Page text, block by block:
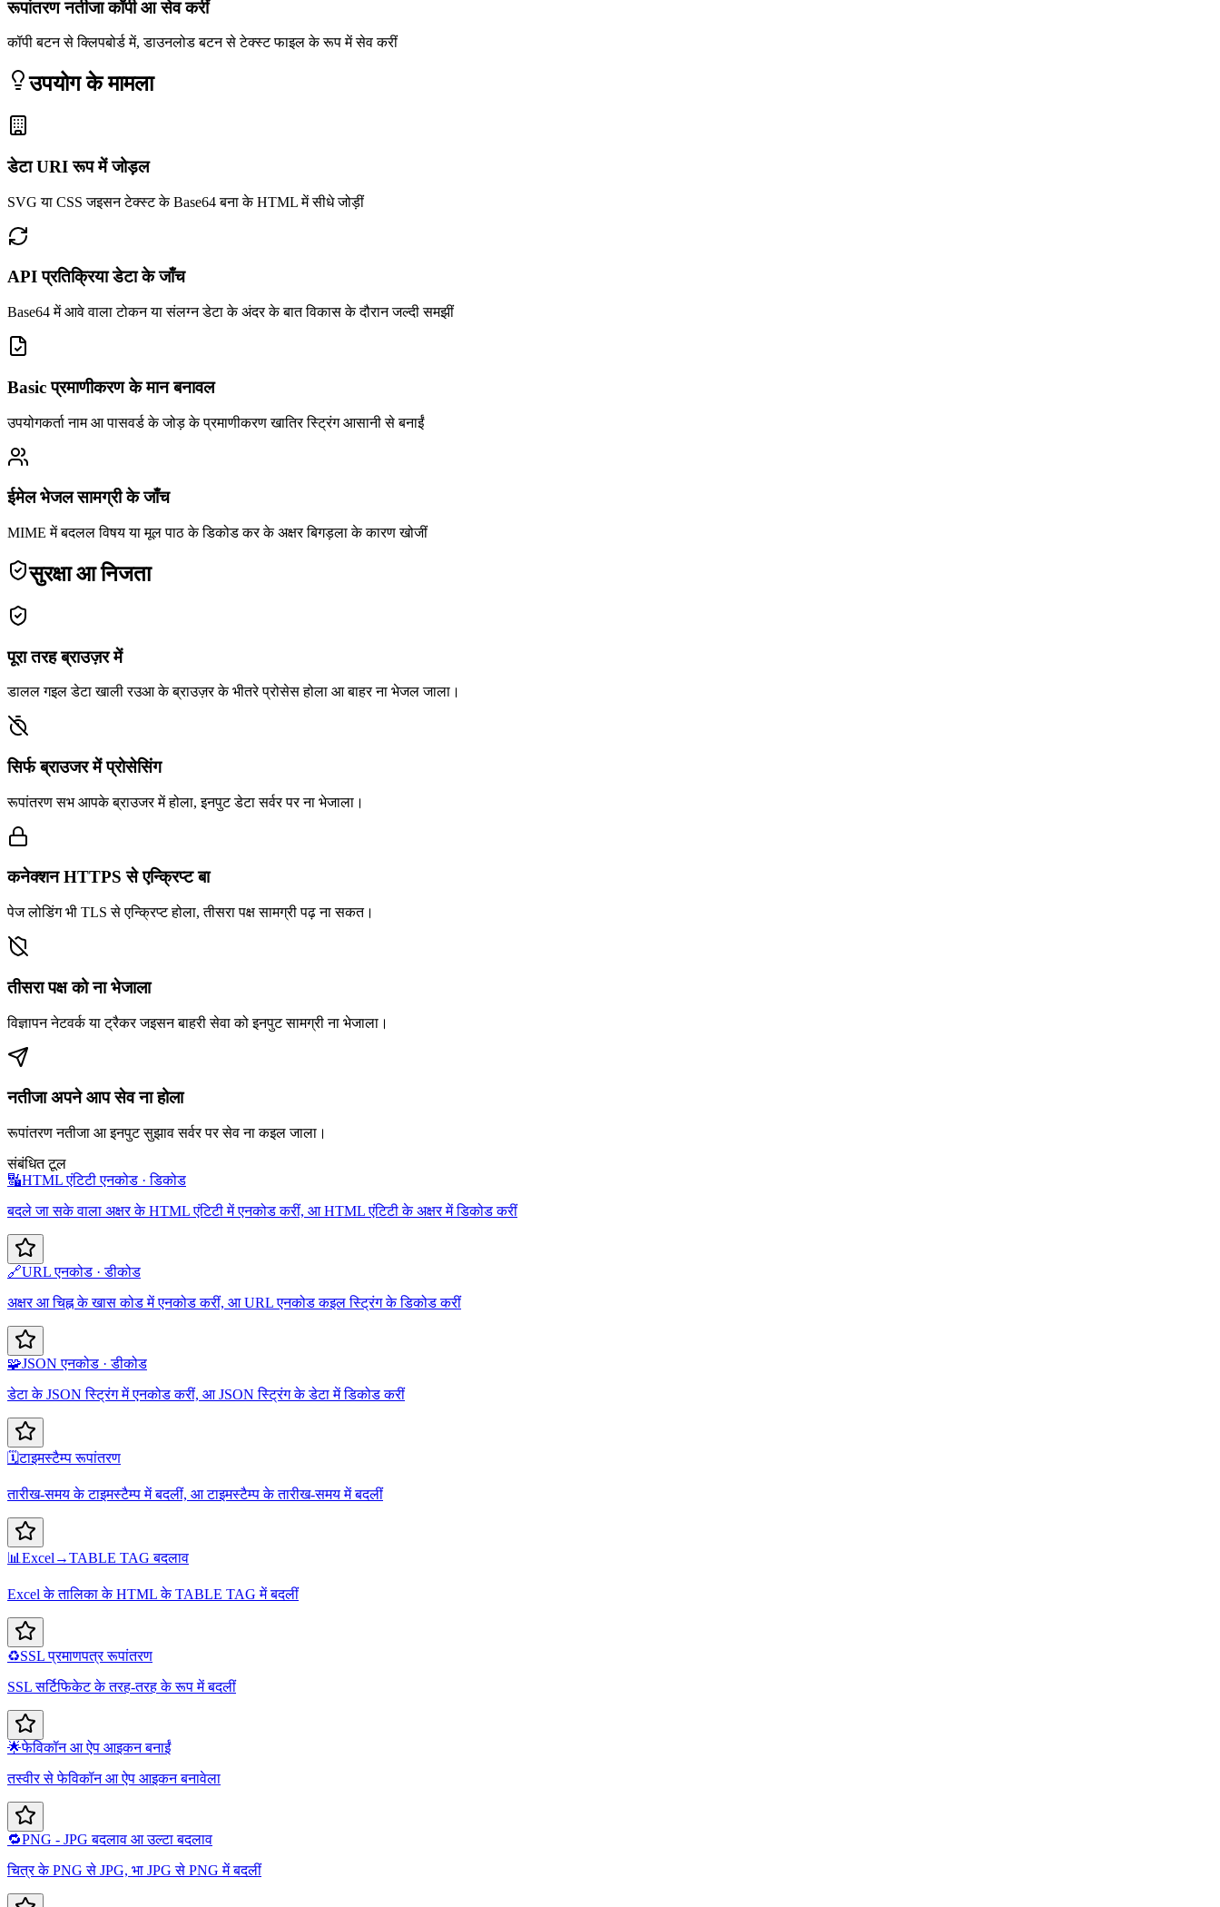
रूपांतरण नतीजा कॉपी आ सेव करीं
कॉपी बटन से क्लिपबोर्ड में, डाउनलोड बटन से टेक्स्ट फाइल के रूप में सेव करीं
उपयोग के मामला
डेटा URI रूप में जोड़ल
SVG या CSS जइसन टेक्स्ट के Base64 बना के HTML में सीधे जोड़ीं
API प्रतिक्रिया डेटा के जाँच
Base64 में आवे वाला टोकन या संलग्न डेटा के अंदर के बात विकास के दौरान जल्दी समझीं
Basic प्रमाणीकरण के मान बनावल
उपयोगकर्ता नाम आ पासवर्ड के जोड़ के प्रमाणीकरण खातिर स्ट्रिंग आसानी से बनाईं
ईमेल भेजल सामग्री के जाँच
MIME में बदलल विषय या मूल पाठ के डिकोड कर के अक्षर बिगड़ला के कारण खोजीं
सुरक्षा आ निजता
पूरा तरह ब्राउज़र में
डालल गइल डेटा खाली रउआ के ब्राउज़र के भीतरे प्रोसेस होला आ बाहर ना भेजल जाला।
सिर्फ ब्राउजर में प्रोसेसिंग
रूपांतरण सभ आपके ब्राउजर में होला, इनपुट डेटा सर्वर पर ना भेजाला।
कनेक्शन HTTPS से एन्क्रिप्ट बा
पेज लोडिंग भी TLS से एन्क्रिप्ट होला, तीसरा पक्ष सामग्री पढ़ ना सकत।
तीसरा पक्ष को ना भेजाला
विज्ञापन नेटवर्क या ट्रैकर जइसन बाहरी सेवा को इनपुट सामग्री ना भेजाला।
नतीजा अपने आप सेव ना होला
रूपांतरण नतीजा आ इनपुट सुझाव सर्वर पर सेव ना कइल जाला।
संबंधित टूल
🔣HTML एंटिटी एनकोड · डिकोड
बदले जा सके वाला अक्षर के HTML एंटिटी में एनकोड करीं, आ HTML एंटिटी के अक्षर में डिकोड करीं
🔗URL एनकोड · डीकोड
अक्षर आ चिह्न के खास कोड में एनकोड करीं, आ URL एनकोड कइल स्ट्रिंग के डिकोड करीं
🧩JSON एनकोड · डीकोड
डेटा के JSON स्ट्रिंग में एनकोड करीं, आ JSON स्ट्रिंग के डेटा में डिकोड करीं
🗓️टाइमस्टैम्प रूपांतरण
तारीख-समय के टाइमस्टैम्प में बदलीं, आ टाइमस्टैम्प के तारीख-समय में बदलीं
📊 Excel→TABLE TAG बदलाव
Excel के तालिका के HTML के TABLE TAG में बदलीं
♻️SSL प्रमाणपत्र रूपांतरण
SSL सर्टिफिकेट के तरह-तरह के रूप में बदलीं
🌟फेविकॉन आ ऐप आइकन बनाईं
तस्वीर से फेविकॉन आ ऐप आइकन बनावेला
🔁PNG - JPG बदलाव आ उल्टा बदलाव
चित्र के PNG से JPG, भा JPG से PNG में बदलीं